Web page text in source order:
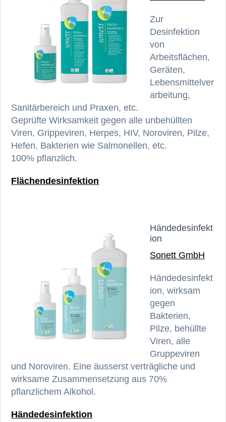
Zur
Desinfektion
von
Arbeitsflächen,
Geräten,
Lebensmittelver
arbeitung,
Sanitärbereich und Praxen, etc.
Geprüfte Wirksamkeit gegen alle unbehüllten
Viren, Grippeviren, Herpes, HIV, Noroviren, Pilze,
Hefen, Bakterien wie Salmonellen, etc.
100% pflanzlich.
Flächendesinfektion
Händedesinfekt
ion
Sonett GmbH
Händedesinfekt
ion, wirksam
gegen
Bakterien,
Pilze, behüllte
Viren, alle
Gruppeviren
und Noroviren. Eine äusserst verträgliche und
wirksame Zusammensetzung aus 70%
pflanzlichem Alkohol.
Händedesinfektion